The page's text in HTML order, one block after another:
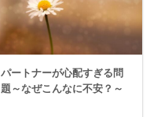
パートナーが心配すぎる問
題～なぜこんなに不安？～